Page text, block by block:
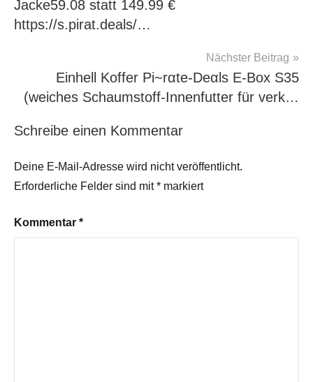
Jacke59.08 statt 149.99 €
https://s.pirat.deals/…
Nächster Beitrag
Einhell Koffer Pi~rαtе-Dеαls E-Box S35
(weiches Schaumstoff-Innenfutter für verk…
Schreibe einen Kommentar
Deine E-Mail-Adresse wird nicht veröffentlicht.
Erforderliche Felder sind mit* markiert
Kommentar *